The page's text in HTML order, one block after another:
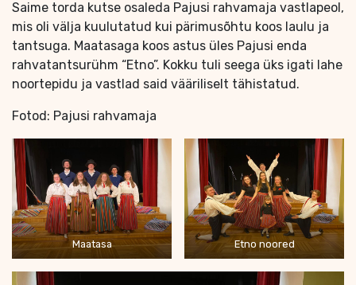
Saime torda kutse osaleda Pajusi rahvamaja vastlapeol,
mis oli välja kuulutatud kui pärimusõhtu koos laulu ja
tantsuga. Maatasaga koos astus üles Pajusi enda
rahvatantsurühm “Etno”. Kokku tuli seega üks igati lahe
noortepidu ja vastlad said vääriliselt tähistatud.
Fotod: Pajusi rahvamaja
Maatasa Etno noored